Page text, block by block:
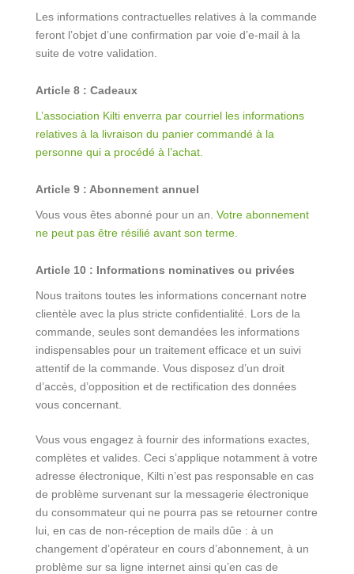
Les informations contractuelles relatives à la commande
feront l’objet d’une confirmation par voie d’e-mail à la
suite de votre validation.
Article 8 : Cadeaux
L’association Kilti enverra par courriel les informations
relatives à la livraison du panier commandé à la
personne qui a procédé à l’achat.
Article 9 : Abonnement annuel
Vous vous êtes abonné pour un an. Votre abonnement
ne peut pas être résilié avant son terme.
Article 10 : Informations nominatives ou privées
Nous traitons toutes les informations concernant notre
clientèle avec la plus stricte confidentialité. Lors de la
commande, seules sont demandées les informations
indispensables pour un traitement efficace et un suivi
attentif de la commande. Vous disposez d’un droit
d’accès, d’opposition et de rectification des données
vous concernant.
Vous vous engagez à fournir des informations exactes,
complètes et valides. Ceci s’applique notamment à votre
adresse électronique, Kilti n’est pas responsable en cas
de problème survenant sur la messagerie électronique
du consommateur qui ne pourra pas se retourner contre
lui, en cas de non-réception de mails dûe : à un
changement d’opérateur en cours d’abonnement, à un
problème sur sa ligne internet ainsi qu’en cas de